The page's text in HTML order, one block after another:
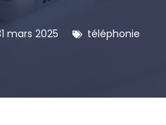
mars 2025 téléphonie